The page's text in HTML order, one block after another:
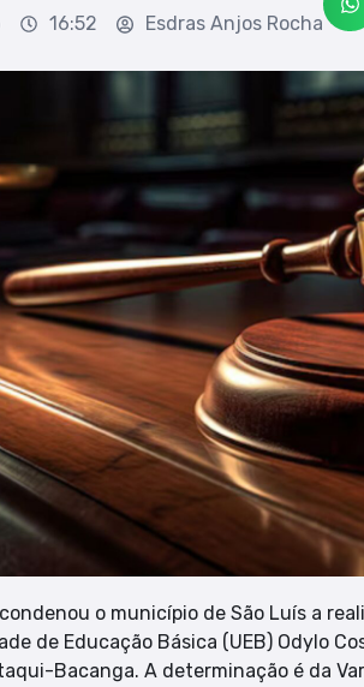
16:52 Esdras Anjos Rocha
o município de São Luís a
de Educação Básica (UEB) Odylo
Bacanga. A determinação é da